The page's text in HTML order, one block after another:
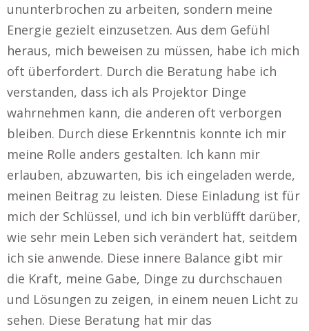
ununterbrochen zu arbeiten, sondern meine
Energie gezielt einzusetzen. Aus dem Gefühl
heraus, mich beweisen zu müssen, habe ich mich
oft überfordert. Durch die Beratung habe ich
verstanden, dass ich als Projektor Dinge
wahrnehmen kann, die anderen oft verborgen
bleiben. Durch diese Erkenntnis konnte ich mir
meine Rolle anders gestalten. Ich kann mir
erlauben, abzuwarten, bis ich eingeladen werde,
meinen Beitrag zu leisten. Diese Einladung ist für
mich der Schlüssel, und ich bin verblüfft darüber,
wie sehr mein Leben sich verändert hat, seitdem
ich sie anwende. Diese innere Balance gibt mir
die Kraft, meine Gabe, Dinge zu durchschauen
und Lösungen zu zeigen, in einem neuen Licht zu
sehen. Diese Beratung hat mir das